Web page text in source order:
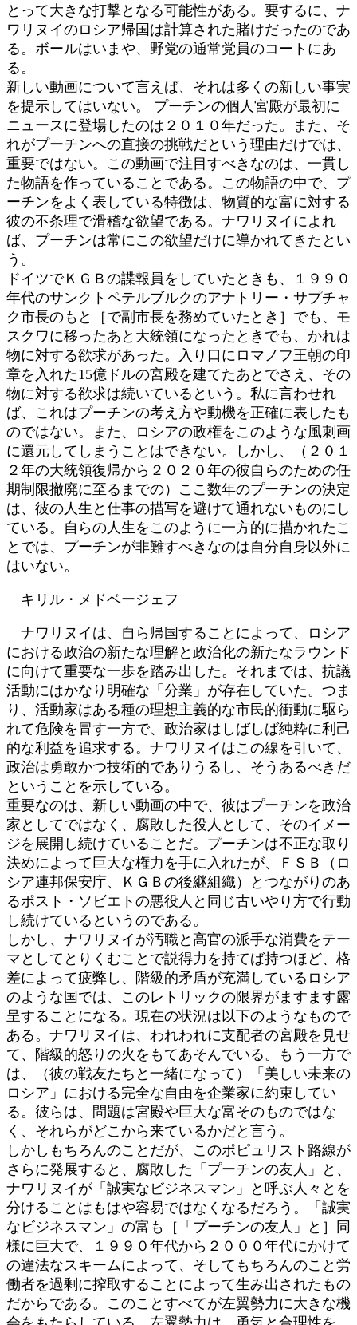
とって大きな打撃となる可能性がある。要するに、ナ
ワリヌイのロシア帰国は計算された賭けだったのであ
る。ボールはいまや、野党の通常党員のコートにあ
る。
新しい動画について言えば、それは多くの新しい事実
を提示してはいない。 プーチンの個人宮殿が最初に
ニュースに登場したのは２０１０年だった。また、そ
れがプーチンへの直接の挑戦だという理由だけでは、
重要ではない。この動画で注目すべきなのは、一貫し
た物語を作っていることである。この物語の中で、プ
ーチンをよく表している特徴は、物質的な富に対する
彼の不条理で滑稽な欲望である。ナワリヌイによれ
ば、プーチンは常にこの欲望だけに導かれてきたとい
う。
ドイツでＫＧＢの諜報員をしていたときも、１９９０
年代のサンクトペテルブルクのアナトリー・サプチャ
ク市長のもと［で副市長を務めていたとき］でも、モ
スクワに移ったあと大統領になったときでも、かれは
物に対する欲求があった。入り口にロマノフ王朝の印
章を入れた15億ドルの宮殿を建てたあとでさえ、その
物に対する欲求は続いているという。私に言わせれ
ば、これはプーチンの考え方や動機を正確に表したも
のではない。また、ロシアの政権をこのような風刺画
に還元してしまうことはできない。しかし、（２０１
２年の大統領復帰から２０２０年の彼自らのための任
期制限撤廃に至るまでの）ここ数年のプーチンの決定
は、彼の人生と仕事の描写を避けて通れないものにし
ている。自らの人生をこのように一方的に描かれたこ
とでは、プーチンが非難すべきなのは自分自身以外に
はいない。
キリル・メドベージェフ
ナワリヌイは、自ら帰国することによって、ロシア
における政治の新たな理解と政治化の新たなラウンド
に向けて重要な一歩を踏み出した。それまでは、抗議
活動にはかなり明確な「分業」が存在していた。つま
り、活動家はある種の理想主義的な市民的衝動に駆ら
れて危険を冒す一方で、政治家はしばしば純粋に利己
的な利益を追求する。ナワリヌイはこの線を引いて、
政治は勇敢かつ技術的でありうるし、そうあるべきだ
ということを示している。
重要なのは、新しい動画の中で、彼はプーチンを政治
家としてではなく、腐敗した役人として、そのイメー
ジを展開し続けていることだ。プーチンは不正な取り
決めによって巨大な権力を手に入れたが、ＦＳＢ（ロ
シア連邦保安庁、ＫＧＢの後継組織）とつながりのあ
るポスト・ソビエトの悪役人と同じ古いやり方で行動
し続けているというのである。
しかし、ナワリヌイが汚職と高官の派手な消費をテー
マとしてとりくむことで説得力を持てば持つほど、格
差によって疲弊し、階級的矛盾が充満しているロシア
のような国では、このレトリックの限界がますます露
呈することになる。現在の状況は以下のようなもので
ある。ナワリヌイは、われわれに支配者の宮殿を見せ
て、階級的怒りの火をもてあそんでいる。もう一方で
は、（彼の戦友たちと一緒になって）「美しい未来の
ロシア」における完全な自由を企業家に約束してい
る。彼らは、問題は宮殿や巨大な富そのものではな
く、それらがどこから来ているかだと言う。
しかしもちろんのことだが、このポピュリスト路線が
さらに発展すると、腐敗した「プーチンの友人」と、
ナワリヌイが「誠実なビジネスマン」と呼ぶ人々とを
分けることはもはや容易ではなくなるだろう。「誠実
なビジネスマン」の富も［「プーチンの友人」と］同
様に巨大で、１９９０年代から２０００年代にかけて
の違法なスキームによって、そしてもちろんのこと労
働者を過剰に搾取することによって生み出されたもの
だからである。このことすべてが左翼勢力に大きな機